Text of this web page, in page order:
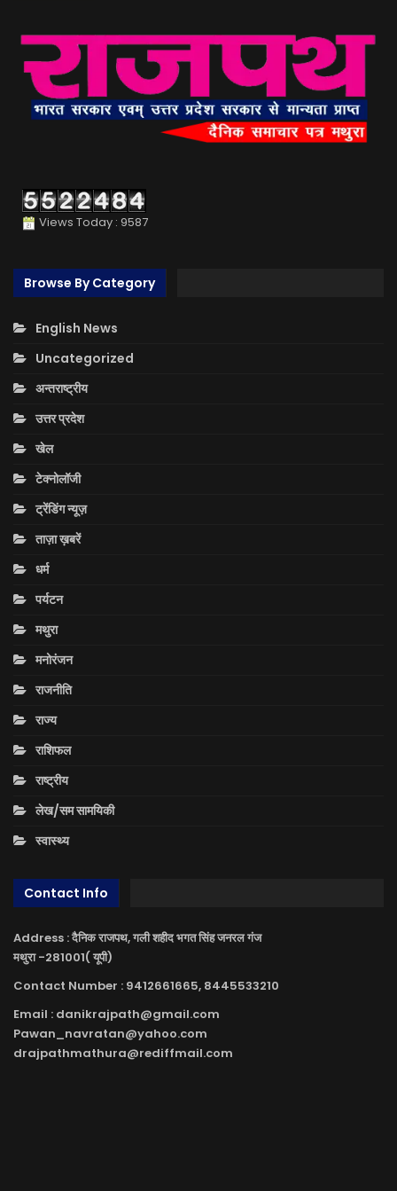
Views Today : 9587
Browse By Category
English News
Uncategorized
अन्तराष्ट्रीय
उत्तर प्रदेश
खेल
टेक्नोलॉजी
ट्रेंडिंग न्यूज़
ताज़ा ख़बरें
धर्म
पर्यटन
मथुरा
मनोरंजन
राजनीति
राज्य
राशिफल
राष्ट्रीय
लेख/सम सामयिकी
स्वास्थ्य
Contact Info
Address : दैनिक राजपथ, गली शहीद भगत सिंह जनरल गंज
मथुरा -281001( यूपी)
Contact Number : 9412661665, 8445533210
Email : danikrajpath@gmail.com
Pawan_navratan@yahoo.com
drajpathmathura@rediffmail.com